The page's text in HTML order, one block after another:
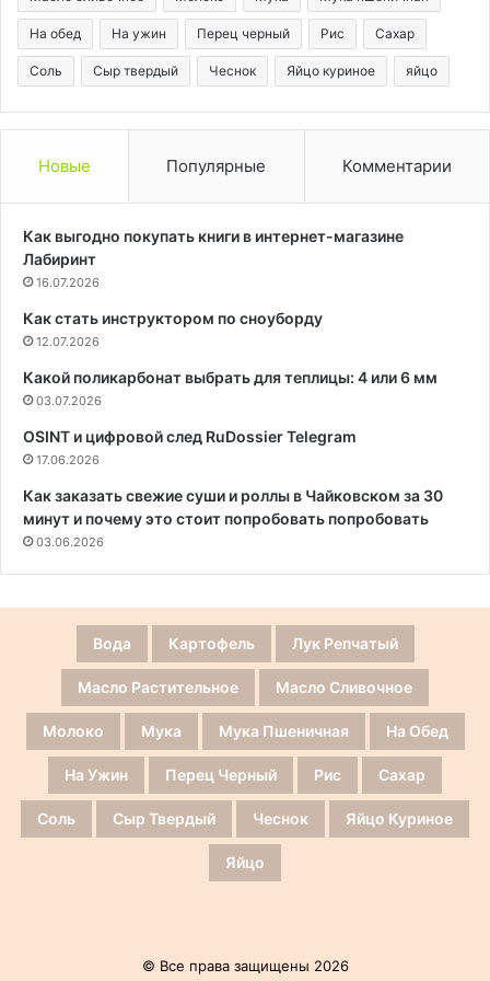
На обед На ужин Перец черный Рис Сахар
Соль Сыр твердый Чеснок Яйцо куриное яйцо
Новые Популярные Комментарии
Как выгодно покупать книги в интернет-магазине
Лабиринт
16.07.2026
Как стать инструктором по сноуборду
12.07.2026
Какой поликарбонат выбрать для теплицы: 4 или 6 мм
03.07.2026
OSINT и цифровой след RuDossier Telegram
17.06.2026
Как заказать свежие суши и роллы в Чайковском за 30
минут и почему это стоит попробовать попробовать
03.06.2026
Вода Картофель Лук Репчатый
Масло Растительное Масло Сливочное
Молоко Мука Мука Пшеничная На Обед
На Ужин Перец Черный Рис Сахар
Соль Сыр Твердый Чеснок Яйцо Куриное
Яйцо
© Все права защищены 2026